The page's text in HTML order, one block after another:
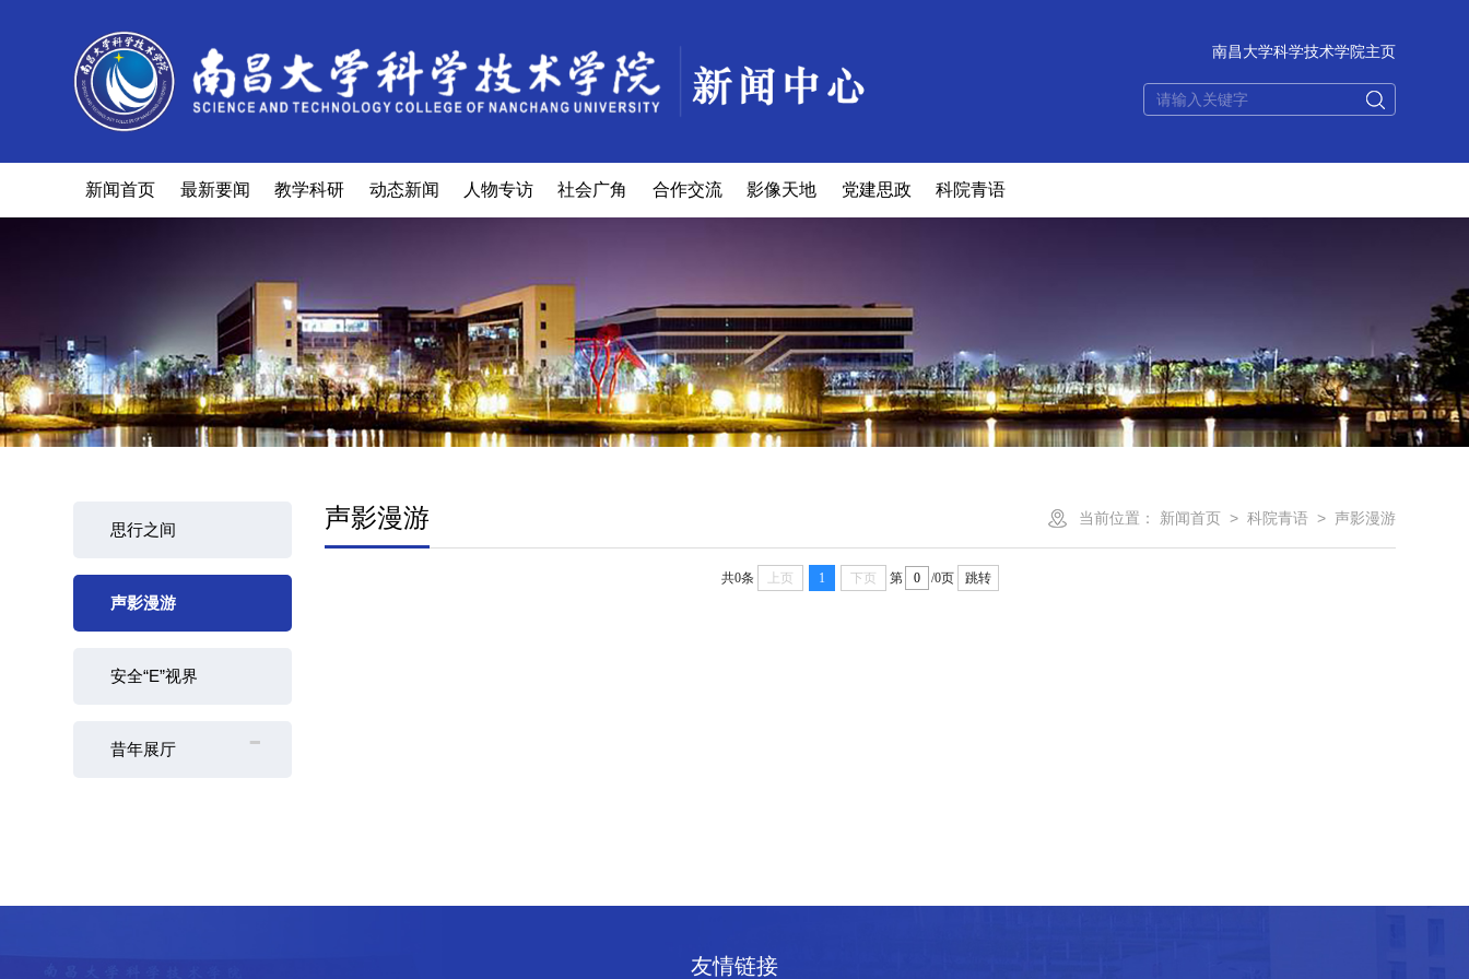
南昌大学科学技术学院主页
新闻首页 最新要闻 教学科研 动态新闻 人物专访 社会广角 合作交流 影像天地 党建思政 科院青语
思行之间
声影漫游
安全“E”视界
昔年展厅 -
当前位置： 新闻首页> 科院青语> 声影漫游
声影漫游
共0条 上页 1 下页 第 /0页 跳转
友情链接